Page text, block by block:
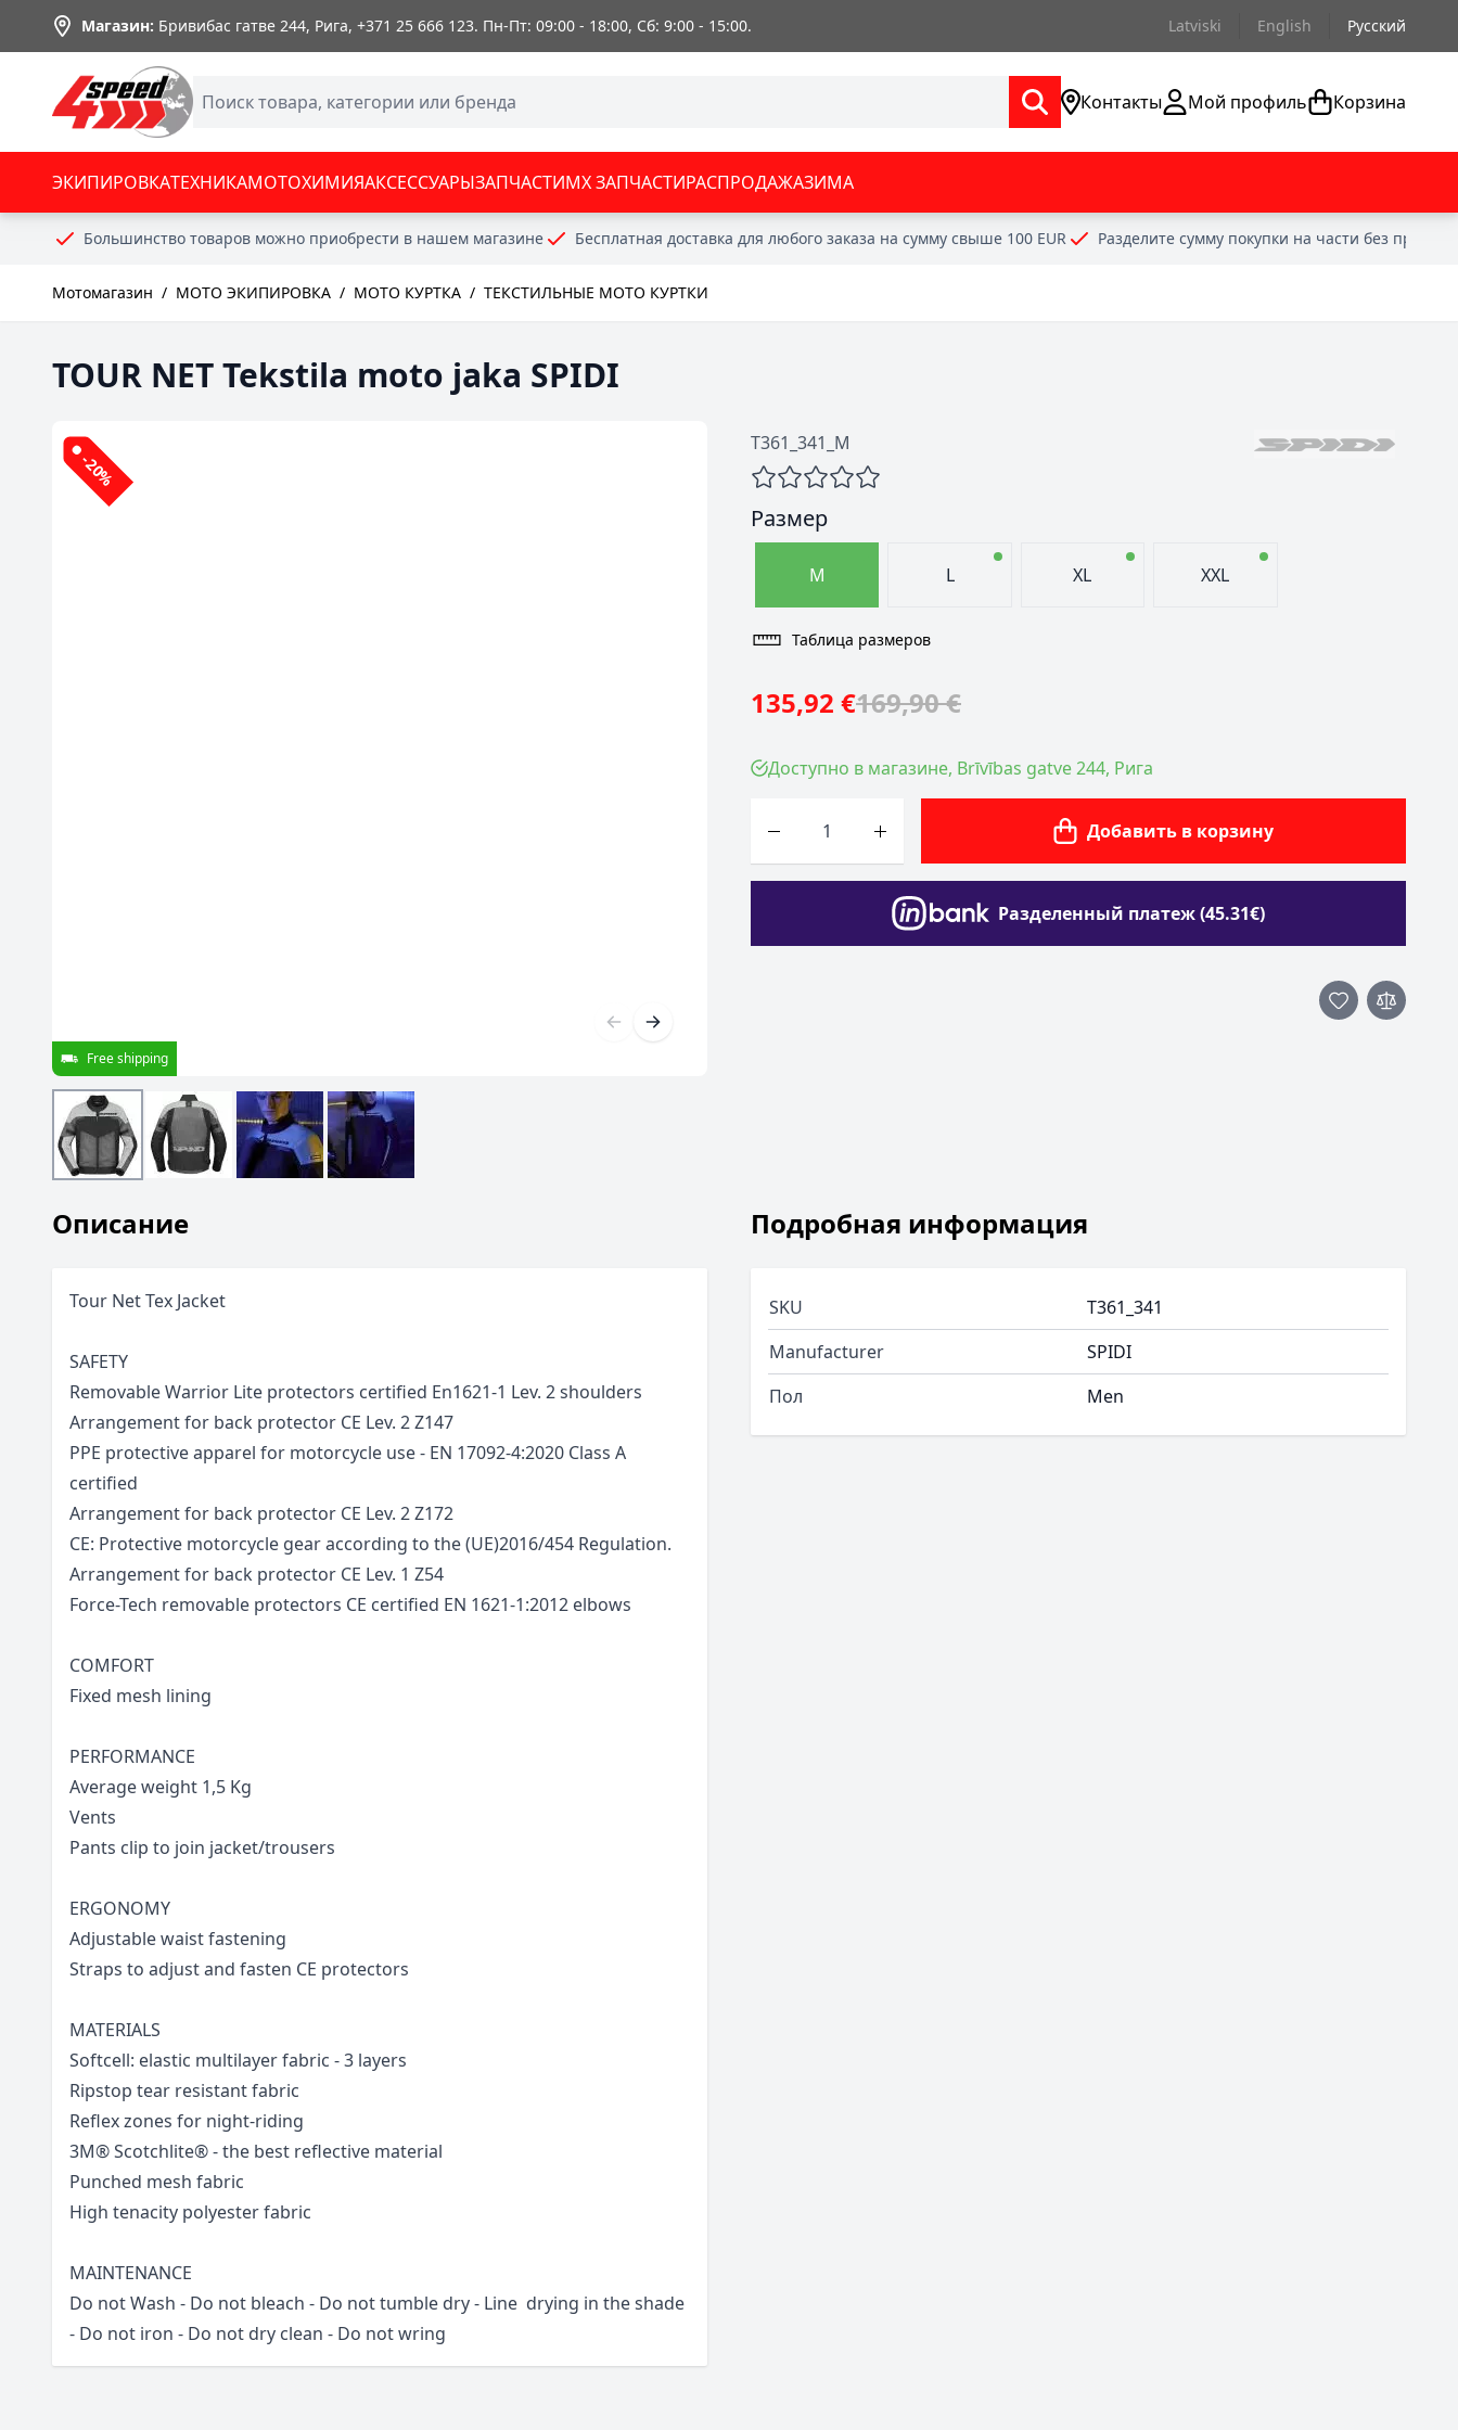
Skip to Content
Магазин: Бривибас гатве 244, Рига, +371 25 666 123. Пн-Пт: 09:00 - 18:00, Сб: 9:00 - 15:00. Latviski English Русский
Контакты Мой профиль Корзина
ЭКИПИРОВКАТЕХНИКАМОТОХИМИЯАКСЕССУАРЫЗАПЧАСТИMX ЗАПЧАСТИРАСПРОДАЖАЗИМА
Большинство товаров можно приобрести в нашем магазине Бесплатная доставка для любого заказа на сумму свыше 100 EUR Разделите сумму покупки на части без
Мотомагазин / МОТО ЭКИПИРОВКА / МОТО КУРТКА / ТЕКСТИЛЬНЫЕ МОТО КУРТКИ
TOUR NET Tekstila moto jaka SPIDI
T361_341_M
-20%
Free shipping
Размер
M L XL XXL
Таблица размеров
135,92 €169,90 €
Доступно в магазине, Brīvības gatve 244, Рига
Добавить в корзину
Разделенный платеж (45.31€)
Описание
Tour Net Tex Jacket
SAFETY
Removable Warrior Lite protectors certified En1621-1 Lev. 2 shoulders
Arrangement for back protector CE Lev. 2 Z147
PPE protective apparel for motorcycle use - EN 17092-4:2020 Class A
certified
Arrangement for back protector CE Lev. 2 Z172
CE: Protective motorcycle gear according to the (UE)2016/454 Regulation.
Arrangement for back protector CE Lev. 1 Z54
Force-Tech removable protectors CE certified EN 1621-1:2012 elbows
COMFORT
Fixed mesh lining
PERFORMANCE
Average weight 1,5 Kg
Vents
Pants clip to join jacket/trousers
ERGONOMY
Adjustable waist fastening
Straps to adjust and fasten CE protectors
MATERIALS
Softcell: elastic multilayer fabric - 3 layers
Ripstop tear resistant fabric
Reflex zones for night-riding
3M® Scotchlite® - the best reflective material
Punched mesh fabric
High tenacity polyester fabric
MAINTENANCE
Do not Wash - Do not bleach - Do not tumble dry - Line drying in the shade
- Do not iron - Do not dry clean - Do not wring
Подробная информация
SKU
T361_341
Manufacturer
SPIDI
Пол
Men